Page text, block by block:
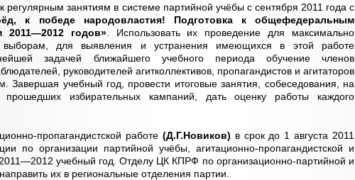
регулярным занятиям в системе партийной учёбы с сентября 2011 года с
к победе народовластия! Подготовка к общефедеральным
2011—2012 годов». Использовать их проведение для максимально
выборам, для выявления и устранения имеющихся в этой работе
задачей ближайшего учебного периода обучение членов
руководителей агитколлективов, пропагандистов и агитаторов
Завершая учебный год, провести итоговые занятия, собеседования, на
прошедших избирательных кампаний, дать оценку работы каждого
пропагандистской работе (Д.Г.Новиков) в срок до 1 августа 2011
по организации партийной учёбы, агитационно-пропагандистской и
учебный год. Отделу ЦК КПРФ по организационно-партийной и
направить их в региональные отделения партии.